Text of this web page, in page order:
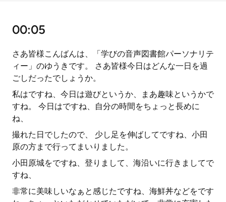
00:05
さあ皆様こんばんは、「学びの音声図書館パーソナリテ
ィー」のゆうきです。 さあ皆様今日はどんな一日を過
ごしだったでしょうか。
私はですね、今日は遊びというか、まあ趣味というかで
すね。 今日はですね、自分の時間をちょっと長めに
ね、
撮れた日でしたので、 少し足を伸ばしてですね、小田
原の方まで行ってまいりました。
小田原城をですね、登りまして、海沿いに行きましてで
すね、
非常に美味しいなぁと感じたですね、海鮮丼などをです